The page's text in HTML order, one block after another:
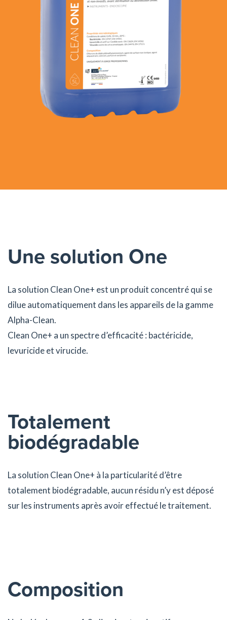
Une solution One
La solution Clean One+ est un produit concentré qui se
dilue automatiquement dans les appareils de la gamme
Alpha-Clean.
Clean One+ a un spectre d’efficacité : bactéricide,
levuricide et virucide.
Totalement
biodégradable
La solution Clean One+ à la particularité d’être
totalement biodégradable, aucun résidu n’y est déposé
sur les instruments après avoir effectué le traitement.
Composition